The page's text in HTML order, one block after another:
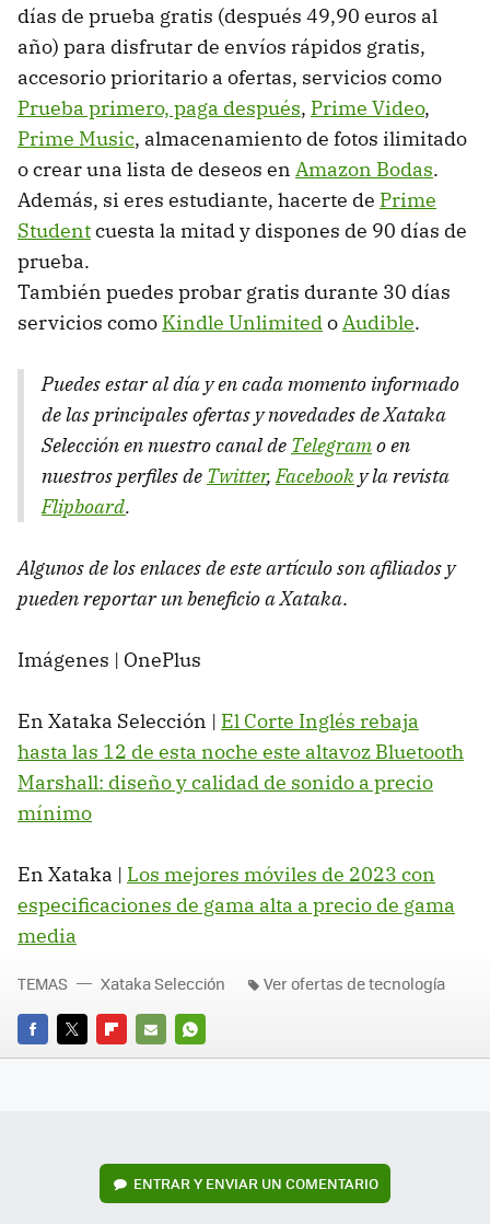
días de prueba gratis (después 49,90 euros al
año) para disfrutar de envíos rápidos gratis,
accesorio prioritario a ofertas, servicios como
Prueba primero, paga después, Prime Video,
Prime Music, almacenamiento de fotos ilimitado
o crear una lista de deseos en Amazon Bodas.
Además, si eres estudiante, hacerte de Prime
Studentcuesta la mitad y dispones de 90 días de
prueba.
También puedes probar gratis durante 30 días
servicios como Kindle UnlimitedoAudible.
Puedes estar al día y en cada momento informado
de las principales ofertas y novedades de Xataka
Selección en nuestro canal de Telegramo en
nuestros perfiles de Twitter,Facebook y la revista
Flipboard.
Algunos de los enlaces de este artículo son afiliados y
pueden reportar un beneficio a Xataka.
Imágenes | OnePlus
En Xataka Selección | El Corte Inglés rebaja
hasta las 12 de esta noche este altavoz Bluetooth
Marshall: diseño y calidad de sonido a precio
mínimo
En Xataka | Los mejores móviles de 2023 con
especificaciones de gama alta a precio de gama
media
FACEBOOK
TWITTERFLIPBOARD
E-
WHATSAPP
TEMAS Xataka Selección Ver ofertas de tecnología
ENTRAR Y ENVIAR UN COMENTARIO